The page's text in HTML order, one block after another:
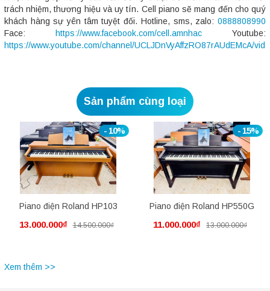
trách nhiệm, thương hiệu và uy tín. Cell piano sẽ mang đến cho quý
khách hàng sự yên tâm tuyệt đối. Hotline, sms, zalo: 0888808990
Face:
https://www.facebook.com/cell.amnhac Youtube:
https://www.youtube.com/channel/UCLJDnVyAffzRO87rAUdEMcA/
Sản phẩm cùng loại
- 10%
Piano điện Roland HP103
13.000.000₫ 14.500.000₫
- 15%
Piano điện Roland HP550G
11.000.000₫ 13.000.000₫
Xem thêm >>